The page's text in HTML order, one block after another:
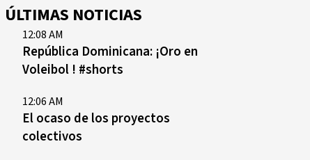
ÚLTIMAS NOTICIAS
12:08 AM
República Dominicana: ¡Oro en
Voleibol ! #shorts
12:06 AM
El ocaso de los proyectos
colectivos